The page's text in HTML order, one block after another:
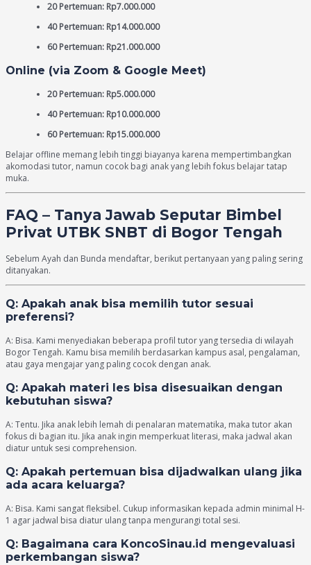
20 Pertemuan: Rp7.000.000
40 Pertemuan: Rp14.000.000
60 Pertemuan: Rp21.000.000
Online (via Zoom & Google Meet)
20 Pertemuan: Rp5.000.000
40 Pertemuan: Rp10.000.000
60 Pertemuan: Rp15.000.000
Belajar offline memang lebih tinggi biayanya karena mempertimbangkan
akomodasi tutor, namun cocok bagi anak yang lebih fokus belajar tatap
muka.
FAQ – Tanya Jawab Seputar Bimbel
Privat UTBK SNBT di Bogor Tengah
Sebelum Ayah dan Bunda mendaftar, berikut pertanyaan yang paling sering
ditanyakan.
Q: Apakah anak bisa memilih tutor sesuai
preferensi?
A: Bisa. Kami menyediakan beberapa profil tutor yang tersedia di wilayah
Bogor Tengah. Kamu bisa memilih berdasarkan kampus asal, pengalaman,
atau gaya mengajar yang paling cocok dengan anak.
Q: Apakah materi les bisa disesuaikan dengan
kebutuhan siswa?
A: Tentu. Jika anak lebih lemah di penalaran matematika, maka tutor akan
fokus di bagian itu. Jika anak ingin memperkuat literasi, maka jadwal akan
diatur untuk sesi comprehension.
Q: Apakah pertemuan bisa dijadwalkan ulang jika
ada acara keluarga?
A: Bisa. Kami sangat fleksibel. Cukup informasikan kepada admin minimal H-
1 agar jadwal bisa diatur ulang tanpa mengurangi total sesi.
Q: Bagaimana cara KoncoSinau.id mengevaluasi
perkembangan siswa?